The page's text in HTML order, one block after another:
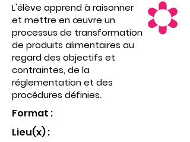
L'élève apprend à raisonner
et mettre en œuvre un
processus de transformation
de produits alimentaires au
regard des objectifs et
contraintes, de la
réglementation et des
procédures définies.
Format :
Lieu(x) :